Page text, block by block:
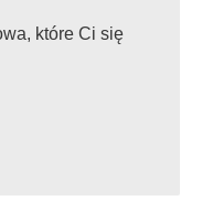
które Ci się